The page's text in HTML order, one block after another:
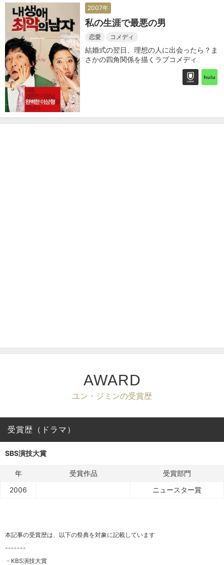
2007年
私の生涯で最悪の男
恋愛 コメディ
結婚式の翌日、理想の人に出会ったら？ま
さかの四角関係を描くラブコメディ
AWARD
ユン・ジミンの受賞歴
受賞歴（ドラマ）
SBS演技大賞
年 受賞作品
受賞部門
2006
ニュースター賞
本記事の受賞歴は、以下の祭典を対象に記載しています
-------
・KBS演技大賞